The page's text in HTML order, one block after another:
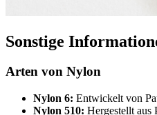
Sonstige
Arten von Nylon
Nylon 6: Entwickelt von
Nylon 510: Hergestellt aus